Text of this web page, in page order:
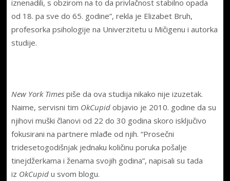
iznenadili, s obzirom na to da privlačnost stabilno opada
od 18. pa sve do 65. godine”, rekla je Elizabet Bruh,
profesorka psihologije na Univerzitetu u Mičigenu i autorka
studije.
New York Timespiše da ova studija nikako nije izuzetak.
Naime, servisni tim OkCupidobjavio je 2010. godine da su
njihovi muški članovi od 22 do 30 godina skoro isključivo
fokusirani na partnere mlađe od njih. “Prosečni
tridesetogodišnjak jednaku količinu poruka pošalje
tinejdžerkama i ženama svojih godina”, napisali su tada
iz OkCupidu svom blogu.